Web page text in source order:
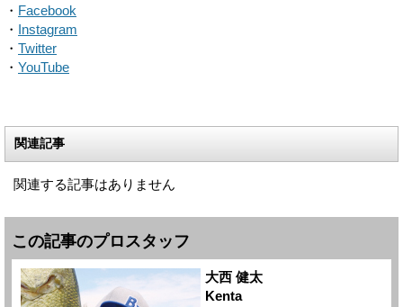
・ Facebook
・
Instagram
・ Twitter
・ YouTube
関連記事
関連する記事はありません
この記事のプロスタッフ
大西 健太
Kenta